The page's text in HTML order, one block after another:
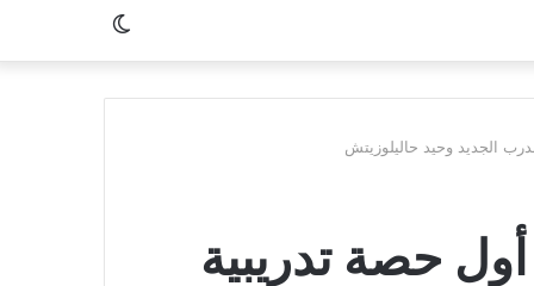
عنالوضع
المظلم
الجديد وحيد حاليلوزيتش
حصة تدريبية